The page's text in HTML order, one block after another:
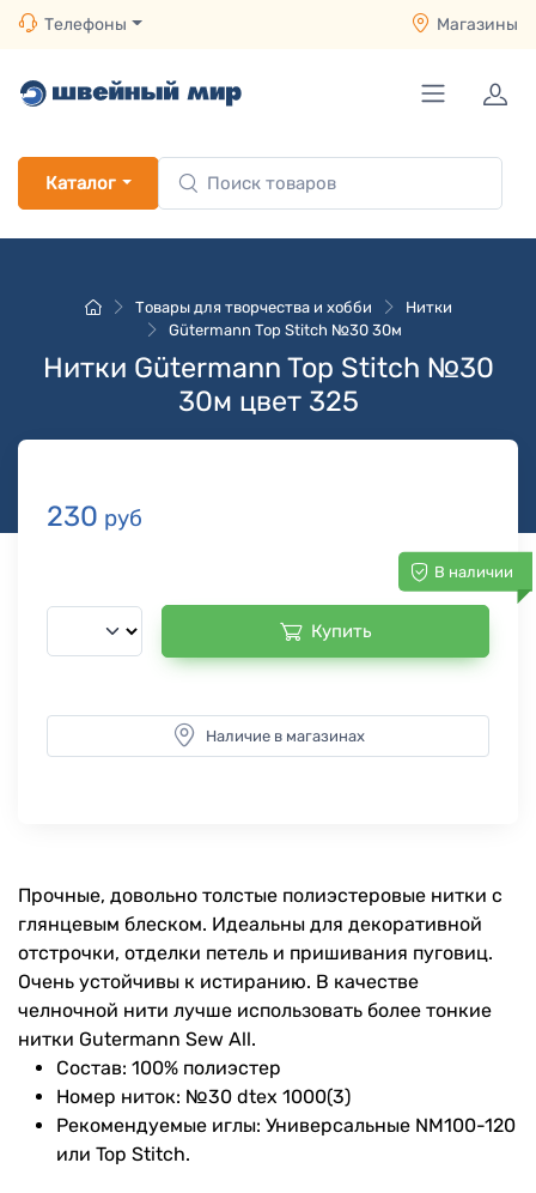
Телефоны Магазины
Каталог
Товары для творчества и хобби
Нитки
Gütermann Top Stitch №30 30м
Нитки Gütermann Top Stitch №30
30м цвет 325
230 руб
В наличии
Купить
Наличие в магазинах
Прочные, довольно толстые полиэстеровые нитки с
глянцевым блеском. Идеальны для декоративной
отстрочки, отделки петель и пришивания пуговиц.
Очень устойчивы к истиранию. В качестве
челночной нити лучше использовать более тонкие
нитки Gutermann Sew All.
Состав: 100% полиэстер
Номер ниток: №30 dtex 1000(3)
Рекомендуемые иглы: Универсальные NM100-120
или Top Stitch.